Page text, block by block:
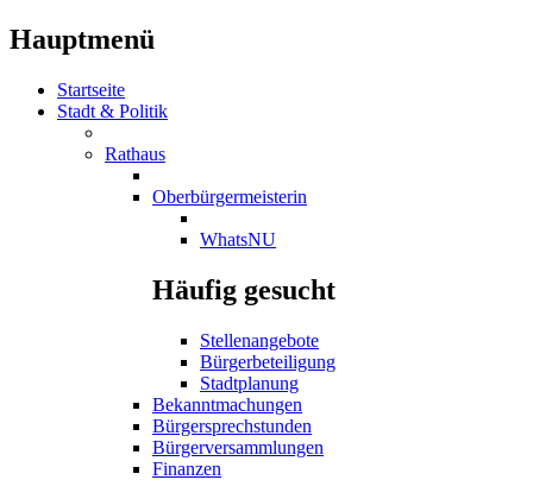
Hauptmenü
Startseite
Stadt & Politik
Rathaus
Oberbürgermeisterin
WhatsNU
Häufig gesucht
Stellenangebote
Bürgerbeteiligung
Stadtplanung
Bekanntmachungen
Bürgersprechstunden
Bürgerversammlungen
Finanzen